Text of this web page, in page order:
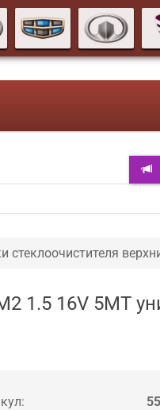
стеклоочистителя
1.5 16V 5MT